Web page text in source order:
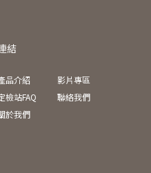
結
品介紹
檢站FAQ
於我們
影片專區
聯絡我們